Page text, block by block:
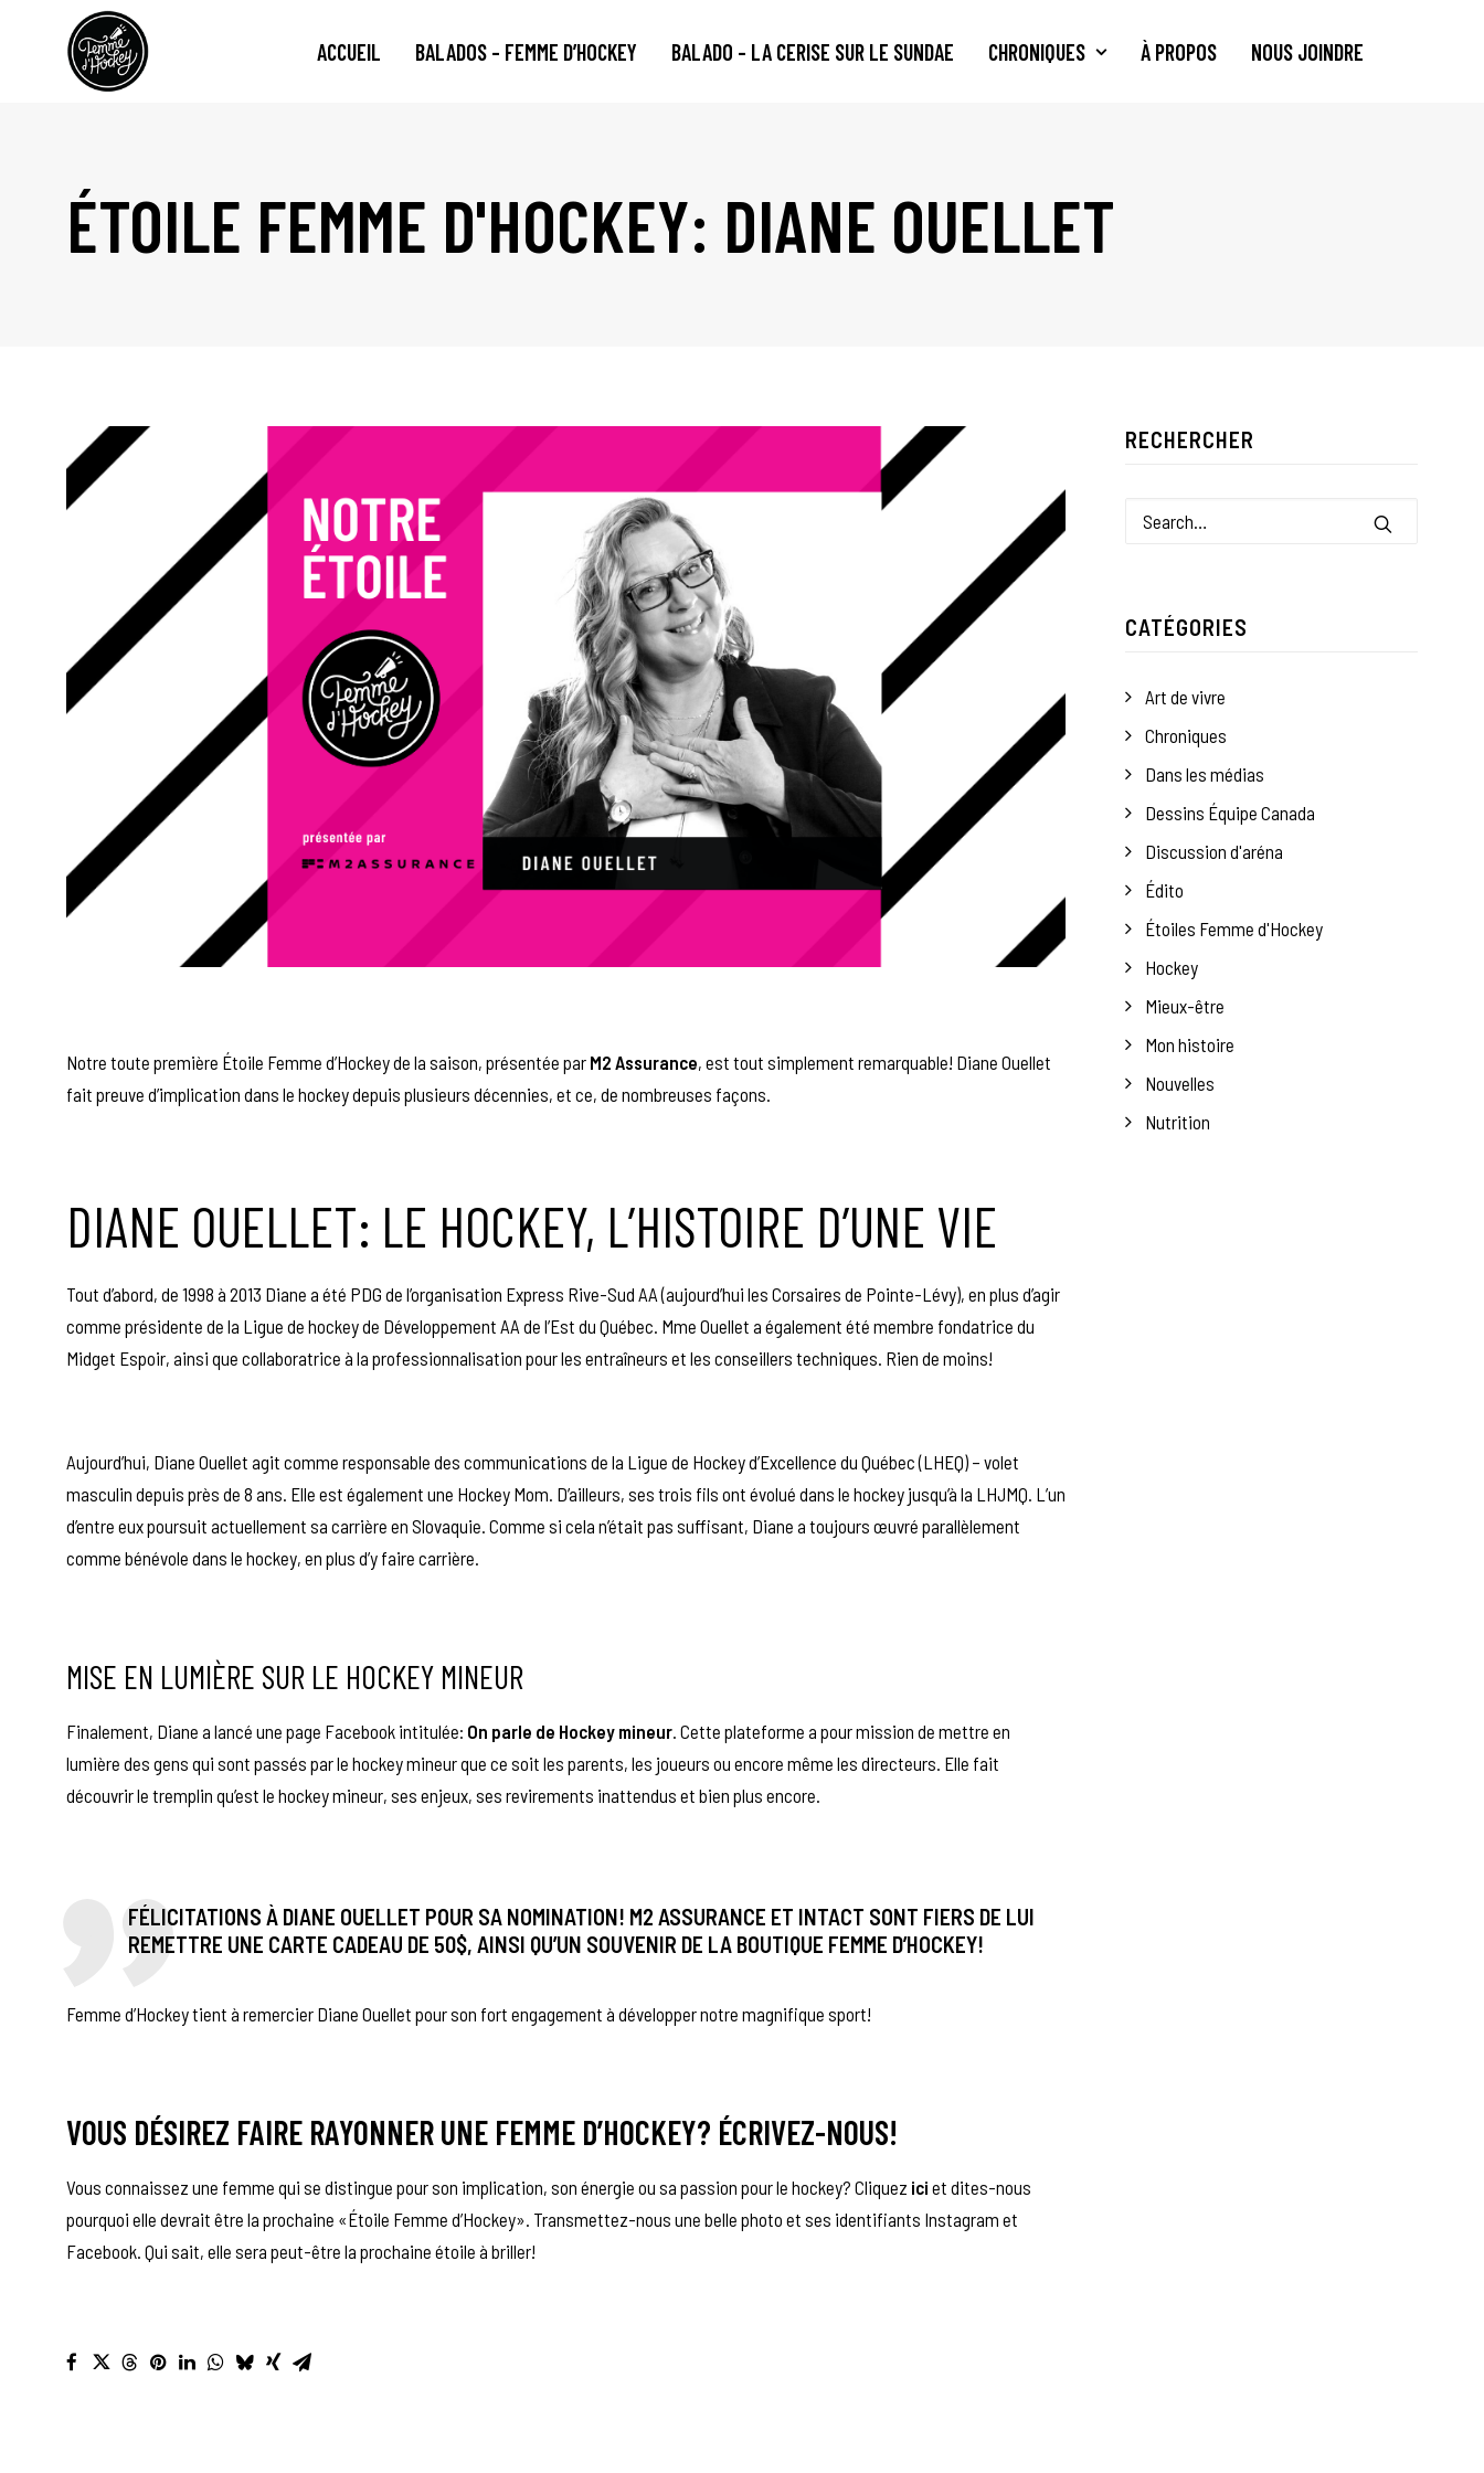
ACCUEIL BALADOS – FEMME D’HOCKEY BALADO – LA CERISE SUR LE SUNDAE CHRONIQUES À PROPOS NOUS JOINDRE
ÉTOILE FEMME D'HOCKEY: DIANE OUELLET
Notre toute première Étoile Femme d’Hockey de la saison, présentée par M2 Assurance, est tout simplement remarquable! Diane Ouellet
fait preuve d’implication dans le hockey depuis plusieurs décennies, et ce, de nombreuses façons.
DIANE OUELLET: LE HOCKEY, L’HISTOIRE D’UNE VIE
Tout d’abord, de 1998 à 2013 Diane a été PDG de l’organisation Express Rive-Sud AA (aujourd’hui les Corsaires de Pointe-Lévy), en plus d’agir
comme présidente de la Ligue de hockey de Développement AA de l’Est du Québec. Mme Ouellet a également été membre fondatrice du
Midget Espoir, ainsi que collaboratrice à la professionnalisation pour les entraîneurs et les conseillers techniques. Rien de moins!
Aujourd’hui, Diane Ouellet agit comme responsable des communications de la Ligue de Hockey d’Excellence du Québec (LHEQ) – volet
masculin depuis près de 8 ans. Elle est également une Hockey Mom. D’ailleurs, ses trois fils ont évolué dans le hockey jusqu’à la LHJMQ. L’un
d’entre eux poursuit actuellement sa carrière en Slovaquie. Comme si cela n’était pas suffisant, Diane a toujours œuvré parallèlement
comme bénévole dans le hockey, en plus d’y faire carrière.
MISE EN LUMIÈRE SUR LE HOCKEY MINEUR
Finalement, Diane a lancé une page Facebook intitulée: On parle de Hockey mineur. Cette plateforme a pour mission de mettre en
lumière des gens qui sont passés par le hockey mineur que ce soit les parents, les joueurs ou encore même les directeurs. Elle fait
découvrir le tremplin qu’est le hockey mineur, ses enjeux, ses revirements inattendus et bien plus encore.
FÉLICITATIONS À DIANE OUELLET POUR SA NOMINATION! M2 ASSURANCE ET INTACT SONT FIERS DE LUI
REMETTRE UNE CARTE CADEAU DE 50$, AINSI QU’UN SOUVENIR DE LA BOUTIQUE FEMME D’HOCKEY!
Femme d’Hockey tient à remercier Diane Ouellet pour son fort engagement à développer notre magnifique sport!
VOUS DÉSIREZ FAIRE RAYONNER UNE FEMME D’HOCKEY? ÉCRIVEZ-NOUS!
Vous connaissez une femme qui se distingue pour son implication, son énergie ou sa passion pour le hockey? Cliquez ici et dites-nous
pourquoi elle devrait être la prochaine «Étoile Femme d’Hockey». Transmettez-nous une belle photo et ses identifiants Instagram et
Facebook. Qui sait, elle sera peut-être la prochaine étoile à briller!
RECHERCHER
CATÉGORIES
Art de vivre
Chroniques
Dans les médias
Dessins Équipe Canada
Discussion d'aréna
Édito
Étoiles Femme d'Hockey
Hockey
Mieux-être
Mon histoire
Nouvelles
Nutrition